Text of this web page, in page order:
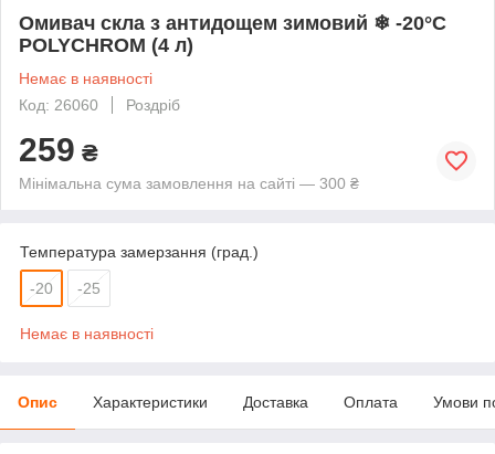
Омивач скла з антидощем зимовий ❄ -20°C
POLYCHROM (4 л)
Немає в наявності
Код: 26060
Роздріб
259 ₴
Мінімальна сума замовлення на сайті — 300 ₴
Температура замерзання (град.)
-20 -25
Немає в наявності
Опис Характеристики Доставка Оплата Умови